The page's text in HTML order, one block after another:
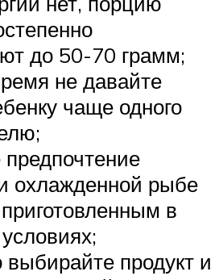
до 50-70 грамм;
не давайте
чаще одного
охлажденной рыбе
в
продукт и